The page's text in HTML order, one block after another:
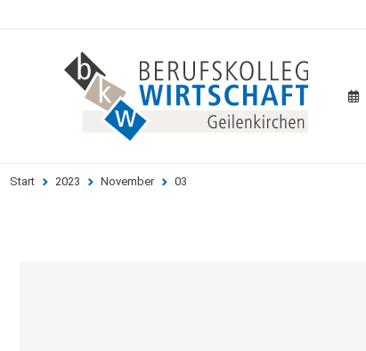
Sie befinden sich hier:
Start 2023 November 03